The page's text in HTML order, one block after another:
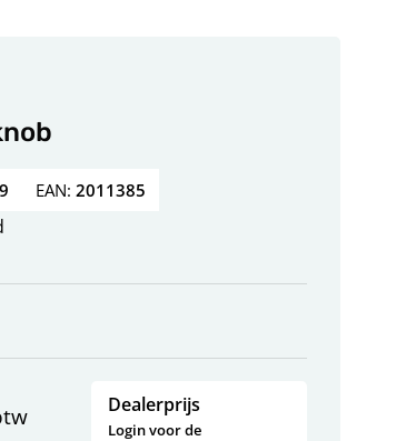
EAN:2011385
Dealerprijs
Login voor de